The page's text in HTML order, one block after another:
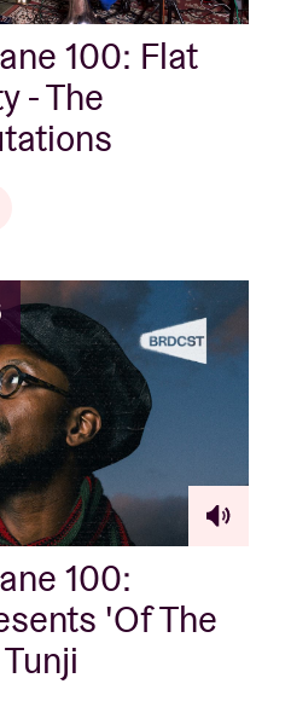
100: Flat
- The
100:
'Of The